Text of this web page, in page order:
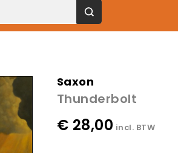
Saxon
Thunderbolt
€ 28,00 incl. BTW